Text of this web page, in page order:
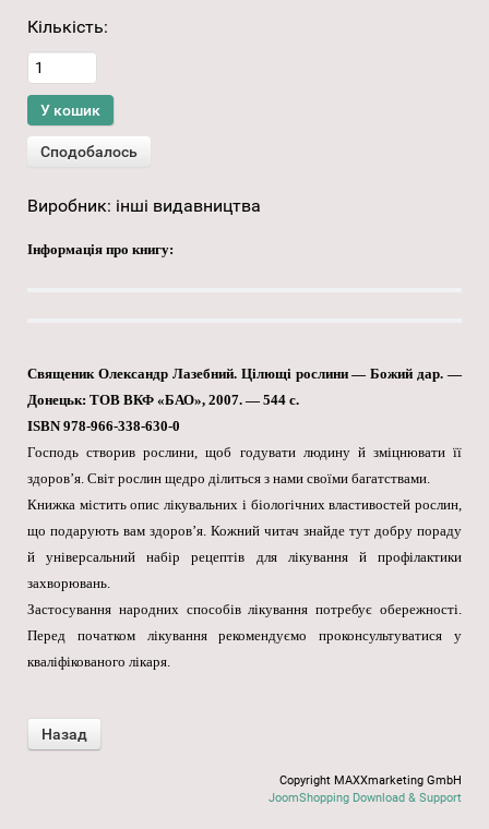
Кількість:
Виробник: інші видавництва
Інформація про книгу:
Священик Олександр Лазебний. Цілющі рослини — Божий дар. —
Донецьк: ТОВ ВКФ «БАО», 2007. — 544 с.
ISBN 978-966-338-630-0
Господь створив рослини, щоб годувати людину й зміцнювати її
здоров’я. Світ рослин щедро ділиться з нами своїми багатствами.
Книжка містить опис лікувальних і біологічних властивостей рослин,
що подарують вам здоров’я. Кожний читач знайде тут добру пораду
й універсальний набір рецептів для лікування й профілактики
захворювань.
Застосування народних способів лікування потребує обережності.
Перед початком лікування рекомендуємо проконсультуватися у
кваліфікованого лікаря.
Copyright MAXXmarketing GmbH
JoomShopping Download & Support